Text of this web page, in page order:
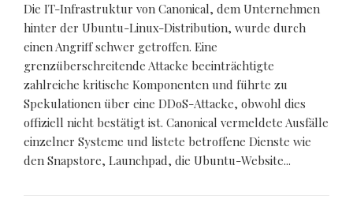
Die IT-Infrastruktur von Canonical, dem Unternehmen
hinter der Ubuntu-Linux-Distribution, wurde durch
einen Angriff schwer getroffen. Eine
grenzüberschreitende Attacke beeinträchtigte
zahlreiche kritische Komponenten und führte zu
Spekulationen über eine DDoS-Attacke, obwohl dies
offiziell nicht bestätigt ist. Canonical vermeldete Ausfälle
einzelner Systeme und listete betroffene Dienste wie
den Snapstore, Launchpad, die Ubuntu-Website...